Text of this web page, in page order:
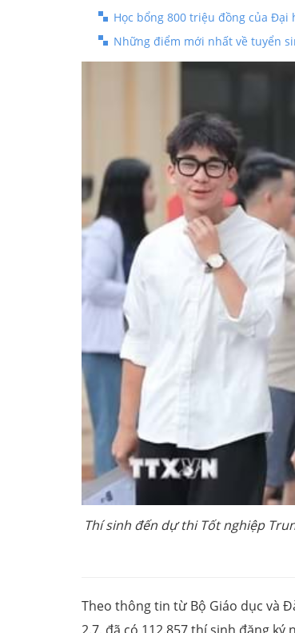
Học bổng 800 triệu đồng của Đại
Những điểm mới nhất về tuyển
Thí sinh đến dự thi Tốt nghiệp
Theo thông tin từ Bộ Giáo dục và